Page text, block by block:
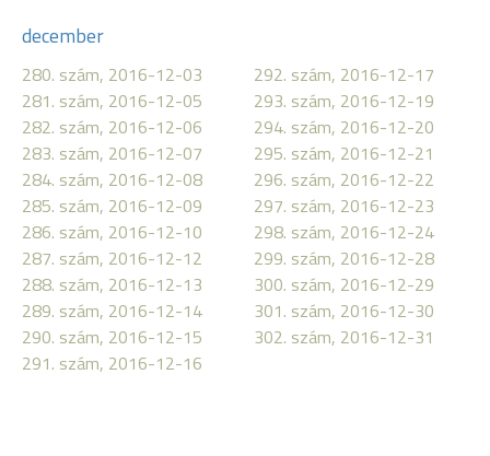
december
280. szám, 2016-12-03
281. szám, 2016-12-05
282. szám, 2016-12-06
283. szám, 2016-12-07
284. szám, 2016-12-08
285. szám, 2016-12-09
286. szám, 2016-12-10
287. szám, 2016-12-12
288. szám, 2016-12-13
289. szám, 2016-12-14
290. szám, 2016-12-15
291. szám, 2016-12-16
292. szám, 2016-12-17
293. szám, 2016-12-19
294. szám, 2016-12-20
295. szám, 2016-12-21
296. szám, 2016-12-22
297. szám, 2016-12-23
298. szám, 2016-12-24
299. szám, 2016-12-28
300. szám, 2016-12-29
301. szám, 2016-12-30
302. szám, 2016-12-31